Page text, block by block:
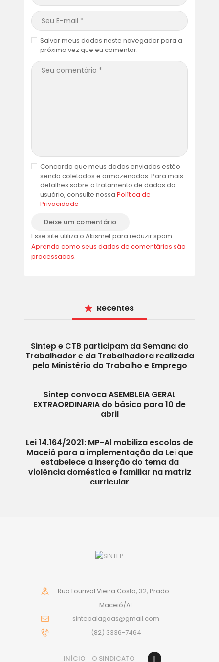
Salvar meus dados neste navegador para a
próxima vez que eu comentar.
Concordo que meus dados enviados estão
sendo coletados e armazenados. Para mais
detalhes sobre o tratamento de dados do
usuário, consulte nossaPolítica de
Privacidade
Esse site utiliza o Akismet para reduzir spam.
Aprenda como seus dados de comentários são
processados.
Recentes
Sintep e CTB participam da Semana do
Trabalhador e da Trabalhadora realizada
pelo Ministério do Trabalho e Emprego
Sintep convoca ASEMBLEIA GERAL
EXTRAORDINARIA do básico para 10 de
abril
Lei 14.164/2021: MP-Al mobiliza escolas de
Maceió para a implementação da Lei que
estabelece a Inserção do tema da
violência doméstica e familiar na matriz
curricular
Rua Lourival Vieira Costa, 32, Prado -
Maceió/AL
sintepalagoas@gmail.com
(82) 3336-7464
INÍCIO O SINDICATO